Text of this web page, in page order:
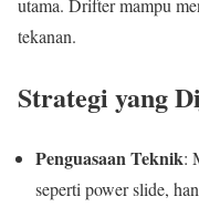
utama. Drifter mampu
tekanan.
Strategi yang
Penguasaan Teknik:
seperti power slide,